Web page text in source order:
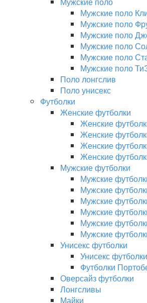
Мужские поло
Мужские поло
Мужские поло
Мужские поло
Мужские поло
Мужские поло
Поло лонгслив
Поло унисекс
Футболки
Женские футболки
Женские
Женские
Женские
Женские
Мужские футболки
Мужские
Мужские
Мужские
Мужские
Мужские
Мужские
Унисекс футболки
Унисекс
Футболки
Оверсайз футболки
Лонгсливы
Майки